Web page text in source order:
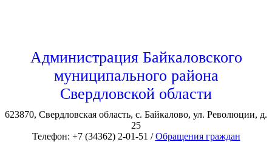
Администрация Байкаловского
муниципального района
Свердловской области
623870, Свердловская область, с. Байкалово, ул. Революции, д.
25
Телефон: +7 (34362) 2-01-51 /Обращения граждан